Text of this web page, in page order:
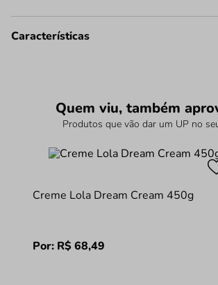
Características
Quem viu, também
Produtos que vão dar um UP no
Creme Lola Dream Cream 450g
Por: R$68,49